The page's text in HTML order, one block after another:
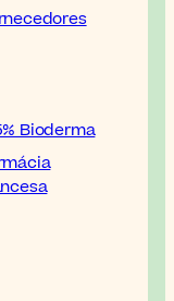
Bioderma